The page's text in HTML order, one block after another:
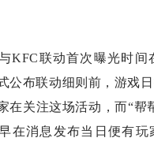
与KFC联动首次曝光时间
公布联动细则前，游戏
在关注这场活动，而“帮
在消息发布当日便有玩